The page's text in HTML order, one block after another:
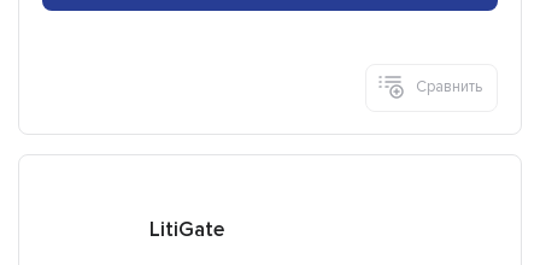
Сравнить
LitiGate